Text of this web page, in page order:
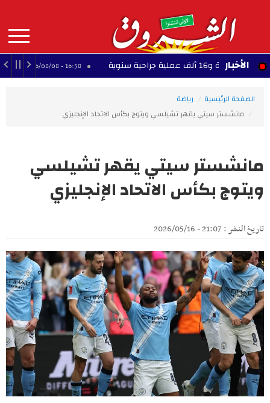
contenu
principal
MAIN
NAVIGATION الأخبار 16:58 - 2026/08/08 إجلاء أكثر من 200 شخص بسبب حريق هائل قرب بحيرة جاردا شمال إيطاليا
الصفحة الرئيسية
رياضة
مانشستر سيتي يقهر تشيلسي ويتوج بكأس الاتحاد الإنجليزي
مانشستر سيتي يقهر تشيلسي
ويتوج بكأس الاتحاد الإنجليزي
تاريخ النشر : 21:07 - 2026/05/16